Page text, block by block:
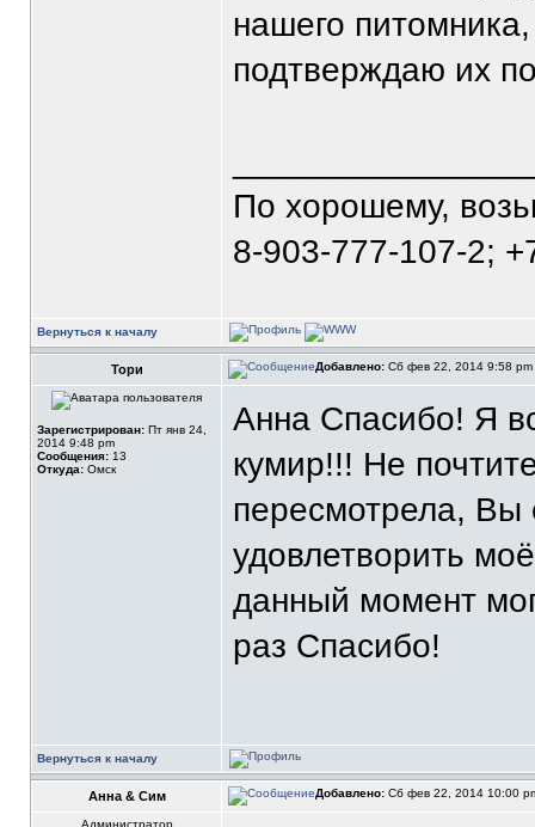
нашего
подтверждаю их
По хорошему,
8-903-777-107-2;
Вернуться к началу
Тори Добавлено: Сб фев 22, 2014 9:58 pm
Зарегистрирован: Пт янв 24,
2014 9:48 pm
Сообщения: 13
Откуда: Омск
Анна Спасибо! Я
кумир!!! Не
пересмотрела, Вы
удовлетворить
данный момент
раз Спасибо!
Вернуться к началу
Анна & Сим Добавлено: Сб фев 22, 2014 10:00
Администратор